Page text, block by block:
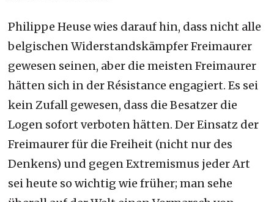
Philippe Heuse wies darauf hin, dass nicht alle
belgischen Widerstandskämpfer Freimaurer
gewesen seinen, aber die meisten Freimaurer
hätten sich in der Résistance engagiert. Es sei
kein Zufall gewesen, dass die Besatzer die
Logen sofort verboten hätten. Der Einsatz der
Freimaurer für die Freiheit (nicht nur des
Denkens) und gegen Extremismus jeder Art
sei heute so wichtig wie früher; man sehe